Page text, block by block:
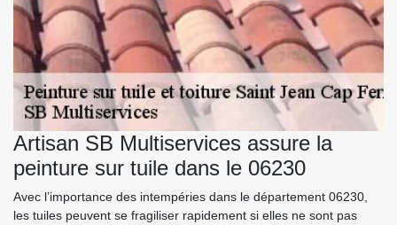
Artisan SB Multiservices assure la
peinture sur tuile dans le 06230
Avec l’importance des intempéries dans le département 06230,
les tuiles peuvent se fragiliser rapidement si elles ne sont pas